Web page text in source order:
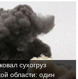
сухогруз
области: один